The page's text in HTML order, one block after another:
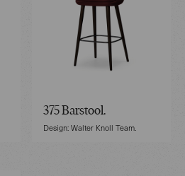
375 Barstool.
Design: Walter Knoll Team.